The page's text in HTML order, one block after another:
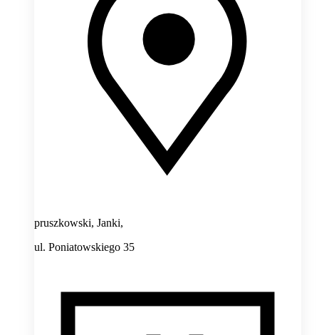
pruszkowski, Janki,
ul. Poniatowskiego 35